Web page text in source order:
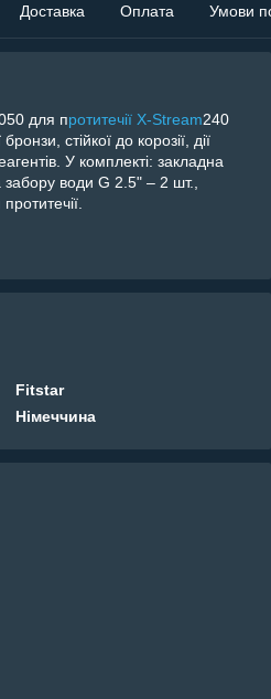
Доставка Оплата Умови
для протитечії X-Stream240
стійкої до корозії, дії
У комплекті: закладна
води G 2.5" – 2 шт.,
Fitstar
Німеччина